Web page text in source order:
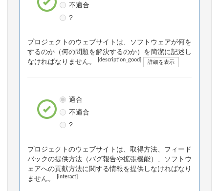
不適合
?
プロジェクトのウェブサイトは、ソフトウェアが何を
するのか（何の問題を解決するのか）を簡潔に記述し
なければなりません。
[description_good] 詳細を表示
適合
不適合
?
プロジェクトのウェブサイトは、取得方法、フィード
バックの提供方法（バグ報告や拡張機能）、ソフトウ
ェアへの貢献方法に関する情報を提供しなければなり
ません。
[interact]